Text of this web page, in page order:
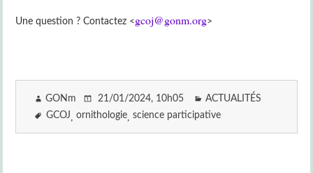
Une question ? Contactez <gcoj@gonm.org>
GONm 21/01/2024, 10h05
ACTUALITÉS
GCOJ
ornithologie science participative